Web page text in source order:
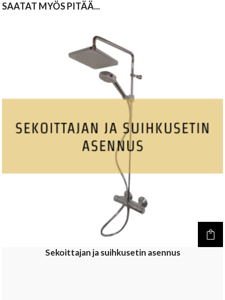
SAATAT MYÖS PITÄÄ...
Sekoittajan ja suihkusetin asennus